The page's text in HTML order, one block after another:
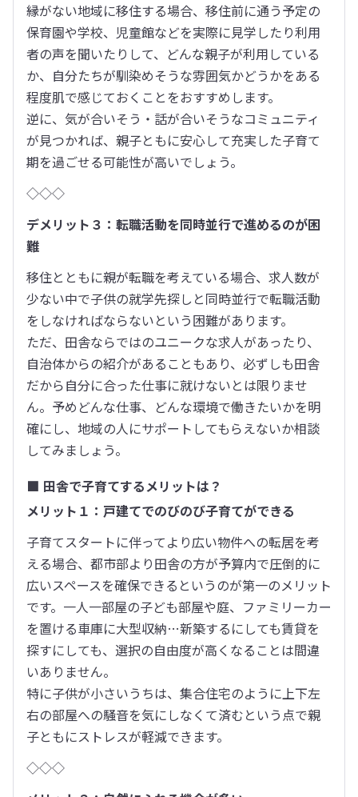
縁がない地域に移住する場合、移住前に通う予定の
保育園や学校、児童館などを実際に見学したり利用
者の声を聞いたりして、どんな親子が利用している
か、自分たちが馴染めそうな雰囲気かどうかをある
程度肌で感じておくことをおすすめします。
逆に、気が合いそう・話が合いそうなコミュニティ
が見つかれば、親子ともに安心して充実した子育て
期を過ごせる可能性が高いでしょう。
◇◇◇
デメリット３：転職活動を同時並行で進めるのが困
難
移住とともに親が転職を考えている場合、求人数が
少ない中で子供の就学先探しと同時並行で転職活動
をしなければならないという困難があります。
ただ、田舎ならではのユニークな求人があったり、
自治体からの紹介があることもあり、必ずしも田舎
だから自分に合った仕事に就けないとは限りませ
ん。予めどんな仕事、どんな環境で働きたいかを明
確にし、地域の人にサポートしてもらえないか相談
してみましょう。
■ 田舎で子育てするメリットは？
メリット１：戸建てでのびのび子育てができる
子育てスタートに伴ってより広い物件への転居を考
える場合、都市部より田舎の方が予算内で圧倒的に
広いスペースを確保できるというのが第一のメリット
です。一人一部屋の子ども部屋や庭、ファミリーカー
を置ける車庫に大型収納…新築するにしても賃貸を
探すにしても、選択の自由度が高くなることは間違
いありません。
特に子供が小さいうちは、集合住宅のように上下左
右の部屋への騒音を気にしなくて済むという点で親
子ともにストレスが軽減できます。
◇◇◇